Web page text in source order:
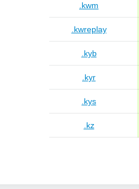
.kwm
.kwreplay
.kyb
.kyr
.kys
.kz